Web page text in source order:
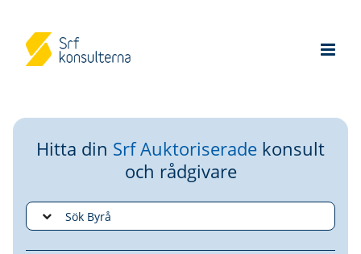
Hitta din Srf Auktoriserade konsult
och rådgivare